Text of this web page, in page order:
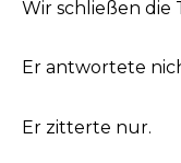
Wir schließen die
Er antwortete
Er zitterte nur.